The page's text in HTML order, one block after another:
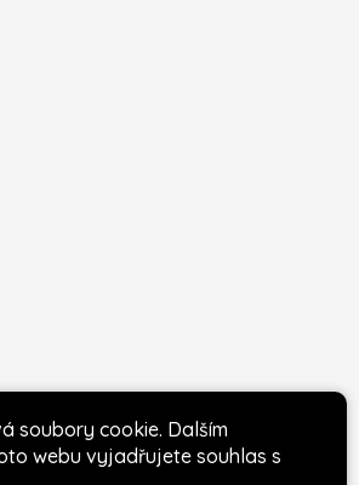
soubory cookie. Dalším
webu vyjadřujete souhlas s